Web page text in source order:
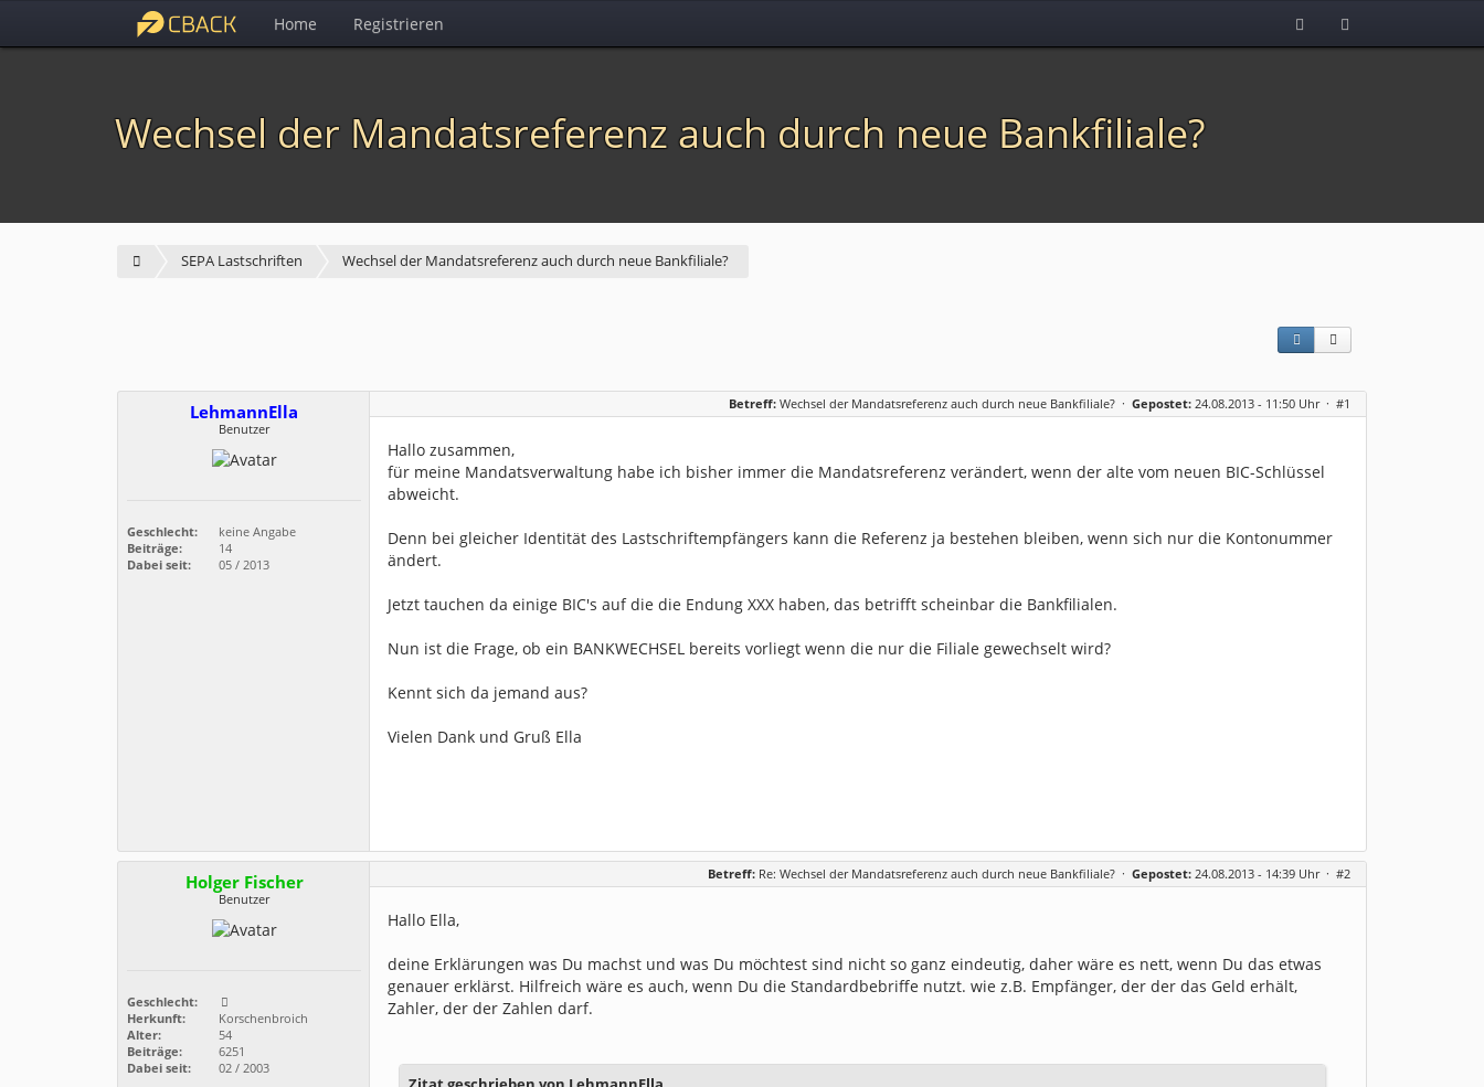
Home Registrieren
Wechsel der Mandatsreferenz auch durch neue Bankfiliale?
SEPA Lastschriften Wechsel der Mandatsreferenz auch durch neue Bankfiliale?
LehmannElla
Benutzer
Geschlecht:
keine Angabe
Beiträge:
14
Dabei seit:
05 / 2013
Betreff: Wechsel der Mandatsreferenz auch durch neue Bankfiliale? · Gepostet: 24.08.2013 - 11:50 Uhr · #1
Hallo zusammen,
für meine Mandatsverwaltung habe ich bisher immer die Mandatsreferenz verändert, wenn der alte vom neuen BIC-Schlüssel
abweicht.
Denn bei gleicher Identität des Lastschriftempfängers kann die Referenz ja bestehen bleiben, wenn sich nur die Kontonummer
ändert.
Jetzt tauchen da einige BIC's auf die die Endung XXX haben, das betrifft scheinbar die Bankfilialen.
Nun ist die Frage, ob ein BANKWECHSEL bereits vorliegt wenn die nur die Filiale gewechselt wird?
Kennt sich da jemand aus?
Vielen Dank und Gruß Ella
Holger Fischer
Benutzer
Geschlecht:
Herkunft:
Korschenbroich
Alter:
54
Beiträge:
6251
Dabei seit:
02 / 2003
Betreff: Re: Wechsel der Mandatsreferenz auch durch neue Bankfiliale? · Gepostet: 24.08.2013 - 14:39 Uhr · #2
Hallo Ella,
deine Erklärungen was Du machst und was Du möchtest sind nicht so ganz eindeutig, daher wäre es nett, wenn Du das etwas
genauer erklärst. Hilfreich wäre es auch, wenn Du die Standardbebriffe nutzt. wie z.B. Empfänger, der der das Geld erhält,
Zahler, der der Zahlen darf.